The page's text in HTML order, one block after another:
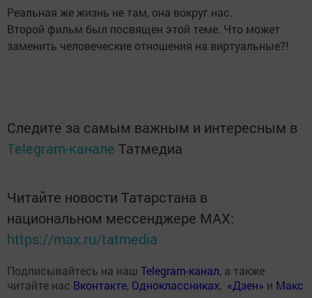
Реальная же жизнь не там, она вокруг нас.
Второй фильм был посвящен этой теме. Что может
заменить человеческие отношения на виртуальные?!
Следите за самым важным и интересным в
Telegram-канале Татмедиа
Читайте новости Татарстана в
национальном мессенджере MАХ:
https://max.ru/tatmedia
Подписывайтесь на наш Telegram-канал, а также
читайте нас Вконтакте, Одноклассниках, «Дзен» и Макс